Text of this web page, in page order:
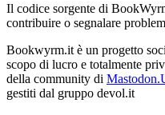
Il codice sorgente di
contribuire o segnalare
Bookwyrm.it è un progetto
scopo di lucro e totalmente
della community di
gestiti dal gruppo devol.it